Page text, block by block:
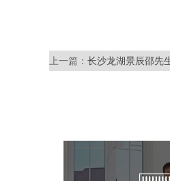
上一篇： 长沙龙湖景辰邵先